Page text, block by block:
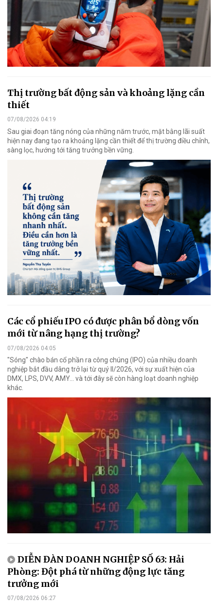
Thị trường bất động sản và khoảng lặng cần
thiết
07/08/2026 04:19
Sau giai đoạn tăng nóng của những năm trước, mặt bằng lãi suất
hiện nay đang tạo ra khoảng lặng cần thiết để thị trường điều chỉnh,
sàng lọc, hướng tới tăng trưởng bền vững.
Các cổ phiếu IPO có được phân bổ dòng vốn
mới từ nâng hạng thị trường?
07/08/2026 04:05
"Sóng" chào bán cổ phần ra công chúng (IPO) của nhiều doanh
nghiệp bắt đầu dâng trở lại từ quý II/2026, với sự xuất hiện của
DMX, LPS, DVV, AMY... và tới đây sẽ còn hàng loạt doanh nghiệp
khác.
DIỄN ĐÀN DOANH NGHIỆP SỐ 63: Hải
Phòng: Đột phá từ những động lực tăng
trưởng mới
07/08/2026 06:27